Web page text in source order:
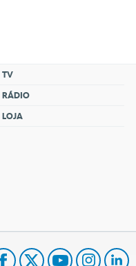
TV
RÁDIO
LOJA